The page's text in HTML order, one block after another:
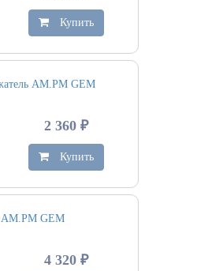
Купить
AM.PM GEM
2 360 ₽
Купить
GEM
4 320 ₽